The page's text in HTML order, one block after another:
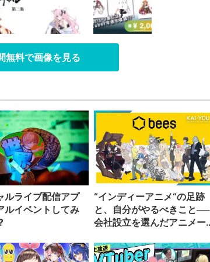
無料で画像を見る
ルライブ配信アプ
ルイベントしてみ
“インディーアニメ“の足跡
と、自分がやるべきこと──
会社設立を選んだアニメー